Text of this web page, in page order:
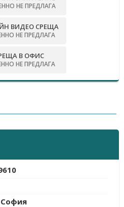
НЕ ПРЕДЛАГА
ВИДЕО СРЕЩА
НЕ ПРЕДЛАГА
В ОФИС
НЕ ПРЕДЛАГА
София